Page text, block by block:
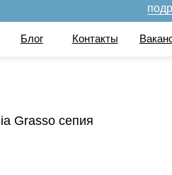
Контакты Вакансии
Grasso сепия